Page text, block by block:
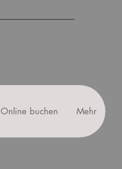
Online buchen Mehr